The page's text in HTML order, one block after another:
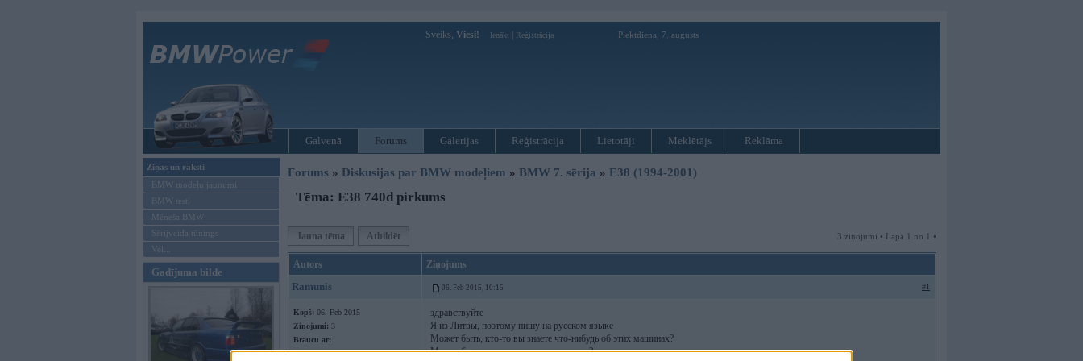
Sveiks, Viesi! Ienākt Reģistrācija Piektdiena, 7. augusts
Galvenā Forums Galerijas Reģistrācija Lietotāji Meklētājs Reklāma
Ziņas un raksti
BMW modeļu jaunumi
BMW testi
Mēneša BMW
Sērijveida tūnings
Vel...
Gadījuma bilde
Forums » Diskusijas par BMW modeļiem » BMW 7. sērija » E38 (1994-2001)
Tēma: E38 740d pirkums
Jauna tēma Atbildēt 3 ziņojumi • Lapa 1 no 1 •
Autors Ziņojums
Ramunis 06. Feb 2015, 10:15 #1
Kopš: 06. Feb 2015
Ziņojumi: 3
Braucu ar:
здравствуйте
Я из Литвы, поэтому пишу на русском языке
Может быть, кто-то вы знаете что-нибудь об этих машинах?
Может быть, кто-то еси смотреть в них?